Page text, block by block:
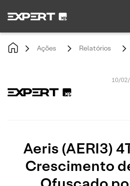
Ações Relatórios
10/02/
Aeris (AERI3)
Crescimento